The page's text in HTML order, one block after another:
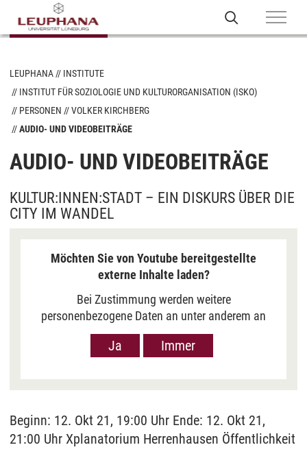
LEUPHANA
INSTITUTE
INSTITUT FÜR SOZIOLOGIE UND KULTURORGANISATION (ISKO)
PERSONEN
VOLKER KIRCHBERG
AUDIO- UND VIDEOBEITRÄGE
AUDIO- UND VIDEOBEITRÄGE
KULTUR:INNEN:STADT – EIN DISKURS ÜBER DIE
CITY IM WANDEL
Möchten Sie von Youtube bereitgestellte
externe Inhalte laden?
Bei Zustimmung werden weitere
personenbezogene Daten an unter anderem an
Google in den USA übermittelt, um Ihnen Youtube-
Videos anzuzeigen. Der Europäische Gerichtshof
an EU-Standards, jedoch als unzureichend
dass Ihre Daten dann durch US-Behörden
verarbeitet werden können. Klicken Sie auf „Ja“
erfolgt die Weitergabe nur für die Anzeige dieses
Ja Immer
Beginn: 12. Okt 21, 19:00 Uhr Ende: 12. Okt 21,
21:00 Uhr Xplanatorium Herrenhausen Öffentlichkeit